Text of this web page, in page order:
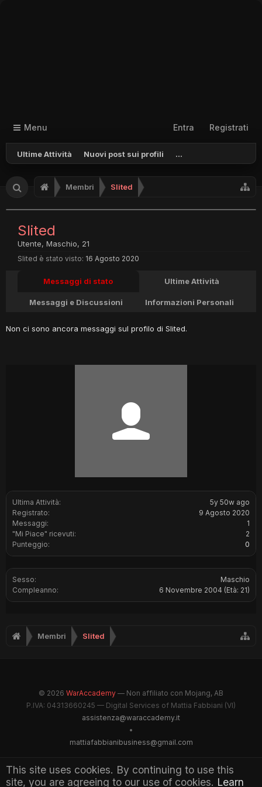
Menu
Ultime Attività Nuovi post sui profili ...
Entra Registrati
Membri Slited
This site uses cookies. By continuing to use this
site, you are agreeing to our use of cookies. Learn
Ultima Attività:
5y 50w ago
Registrato:
9 Agosto 2020
Messaggi:
1
"Mi Piace" ricevuti:
2
Punteggio:
0
Sesso:
Maschio
Compleanno:
6 Novembre 2004 (Età: 21)
Slited
Utente, Maschio, 21
Slited è stato visto: 16 Agosto 2020
Messaggi di stato Ultime Attività
Messaggi e Discussioni Informazioni Personali
Non ci sono ancora messaggi sul profilo di Slited.
Membri Slited
© 2026 WarAccademy — Non affiliato con Mojang, AB
P.IVA: 04313660245 — Digital Services of Mattia Fabbiani (VI)
assistenza@waraccademy.it
•
mattiafabbianibusiness@gmail.com
@GhostFabbyz
Maintained by WarAccademy Administrators